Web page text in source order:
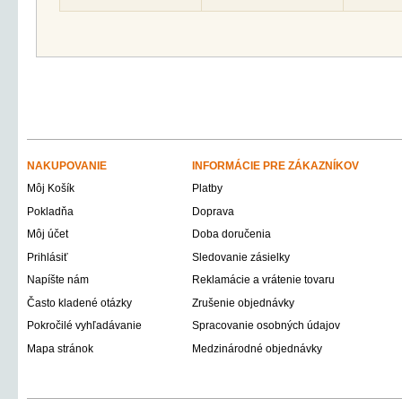
NAKUPOVANIE
INFORMÁCIE PRE ZÁKAZNÍKOV
Môj Košík
Platby
Pokladňa
Doprava
Môj účet
Doba doručenia
Prihlásiť
Sledovanie zásielky
Napíšte nám
Reklamácie a vrátenie tovaru
Často kladené otázky
Zrušenie objednávky
Pokročilé vyhľadávanie
Spracovanie osobných údajov
Mapa stránok
Medzinárodné objednávky